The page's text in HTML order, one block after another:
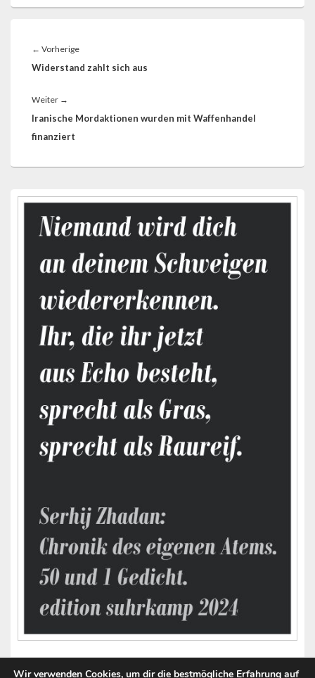
← VorherigeVorheriger
Beitrag:
Widerstand zahlt sich aus
Weiter →
Beitrag:
Iranische Mordaktionen wurden mit Waffenhandel
finanziert
Primärer
Widgetbereich
Wir verwenden Cookies, um dir die bestmögliche Erfahrung auf